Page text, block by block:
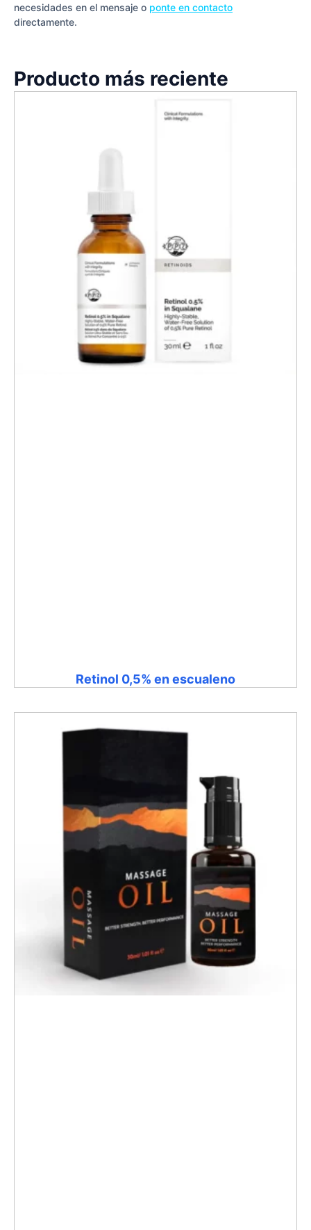
necesidades en el mensaje o ponte en contacto
directamente.
Producto más reciente
Retinol 0,5% en escualeno